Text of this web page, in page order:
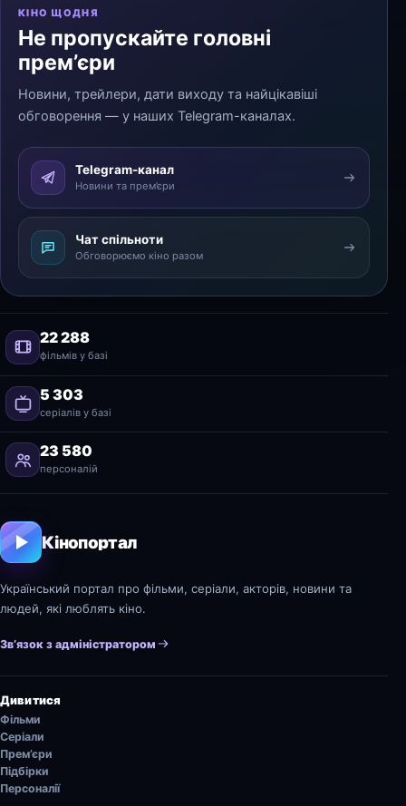
КІНО ЩОДНЯ
Не пропускайте головні
прем’єри
Новини, трейлери, дати виходу та найцікавіші
обговорення — у наших Telegram-каналах.
Telegram-канал
Новини та прем’єри
Чат спільноти
Обговорюємо кіно разом
22 288
фільмів у базі
5 303
серіалів у базі
23 580
персоналій
Кінопортал
Український портал про фільми, серіали, акторів, новини та
людей, які люблять кіно.
Зв’язок з адміністратором
Дивитися
Фільми
Серіали
Прем’єри
Підбірки
Персоналії